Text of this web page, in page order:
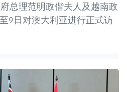
总理范明政偕夫人及越南政
9日对澳大利亚进行正式访